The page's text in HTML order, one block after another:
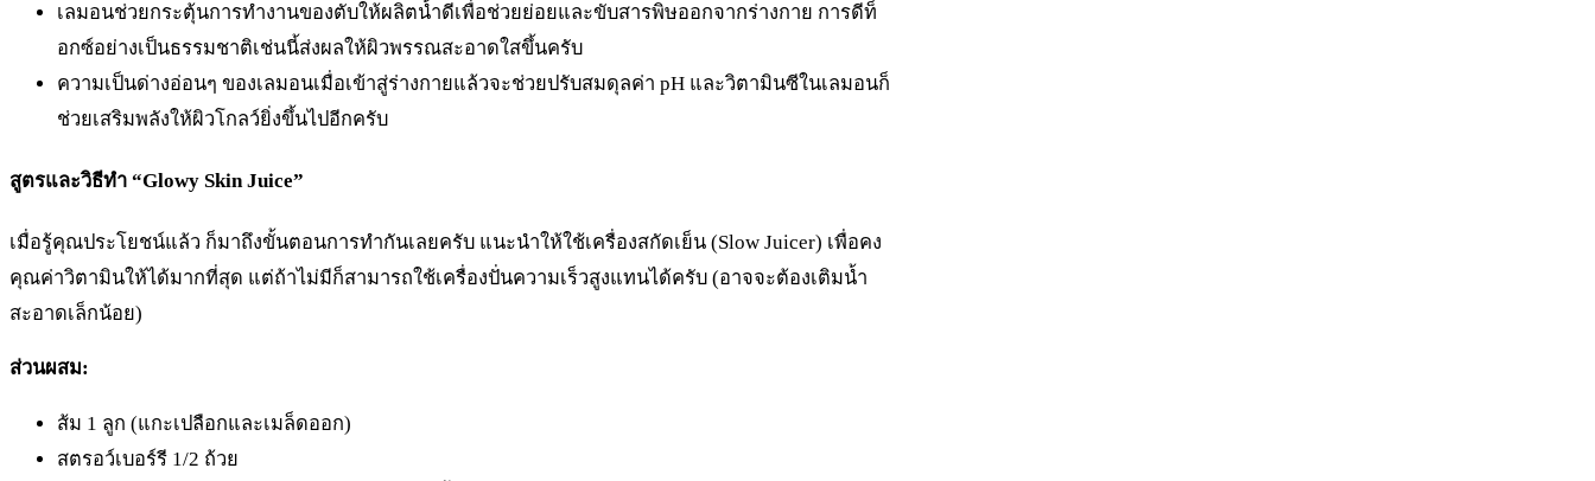
เลมอนช่วยกระตุ้นการทำงานของตับให้ผลิตน้ำดีเพื่อช่วยย่อยและขับสารพิษออกจากร่างกาย การดีท็
อกซ์อย่างเป็นธรรมชาติเช่นนี้ส่งผลให้ผิวพรรณสะอาดใสขึ้นครับ
ความเป็นด่างอ่อนๆ ของเลมอนเมื่อเข้าสู่ร่างกายแล้วจะช่วยปรับสมดุลค่า pH และวิตามินซีในเลมอนก็
ช่วยเสริมพลังให้ผิวโกลว์ยิ่งขึ้นไปอีกครับ
สูตรและวิธีทำ “Glowy Skin Juice”
เมื่อรู้คุณประโยชน์แล้ว ก็มาถึงขั้นตอนการทำกันเลยครับ แนะนำให้ใช้เครื่องสกัดเย็น (Slow Juicer) เพื่อคง
คุณค่าวิตามินให้ได้มากที่สุด แต่ถ้าไม่มีก็สามารถใช้เครื่องปั่นความเร็วสูงแทนได้ครับ (อาจจะต้องเติมน้ำ
สะอาดเล็กน้อย)
ส่วนผสม:
ส้ม 1 ลูก (แกะเปลือกและเมล็ดออก)
สตรอว์เบอร์รี 1/2 ถ้วย